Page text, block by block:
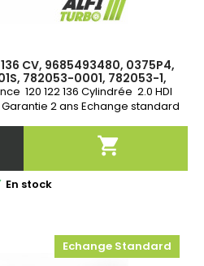
136 CV, 9685493480, 0375P4,
782053-0001, 782053-1,
120 122 136 Cylindrée 2.0 HDI
Garantie 2 ans Echange standard

En stock
Echange Standard